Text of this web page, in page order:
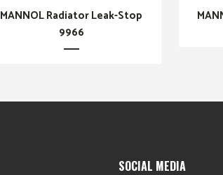
MANNOL Radiator Leak-Stop
9966
SOCIAL MEDIA